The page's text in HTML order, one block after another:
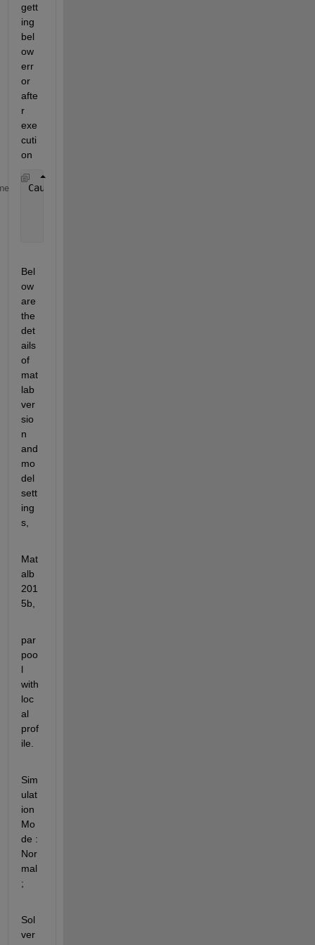
gett
ing
bel
ow
err
or
afte
r
exe
cuti
on
Caused
Bel
ow
are
the
det
ails
of
mat
lab
ver
sio
n
and
mo
del
sett
ing
s,
Mat
alb
201
5b,
par
poo
l
with
loc
al
prof
ile.
Sim
ulat
ion
Mo
de :
Nor
mal
;
Sol
ver